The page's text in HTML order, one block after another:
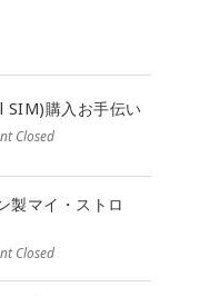
SIM)購入お手伝い
Closed
製マイ・ストロ
Closed